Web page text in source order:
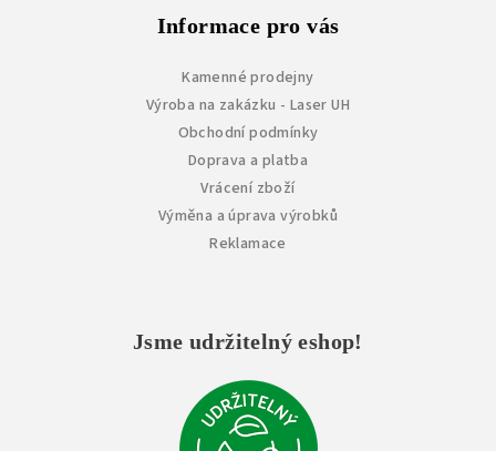
Informace pro vás
Kamenné prodejny
Výroba na zakázku - Laser UH
Obchodní podmínky
Doprava a platba
Vrácení zboží
Výměna a úprava výrobků
Reklamace
Jsme udržitelný eshop!